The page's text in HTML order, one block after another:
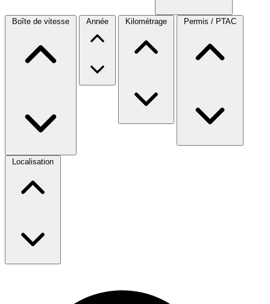
Boîte de vitesse Année Kilométrage Permis / PTAC
Localisation